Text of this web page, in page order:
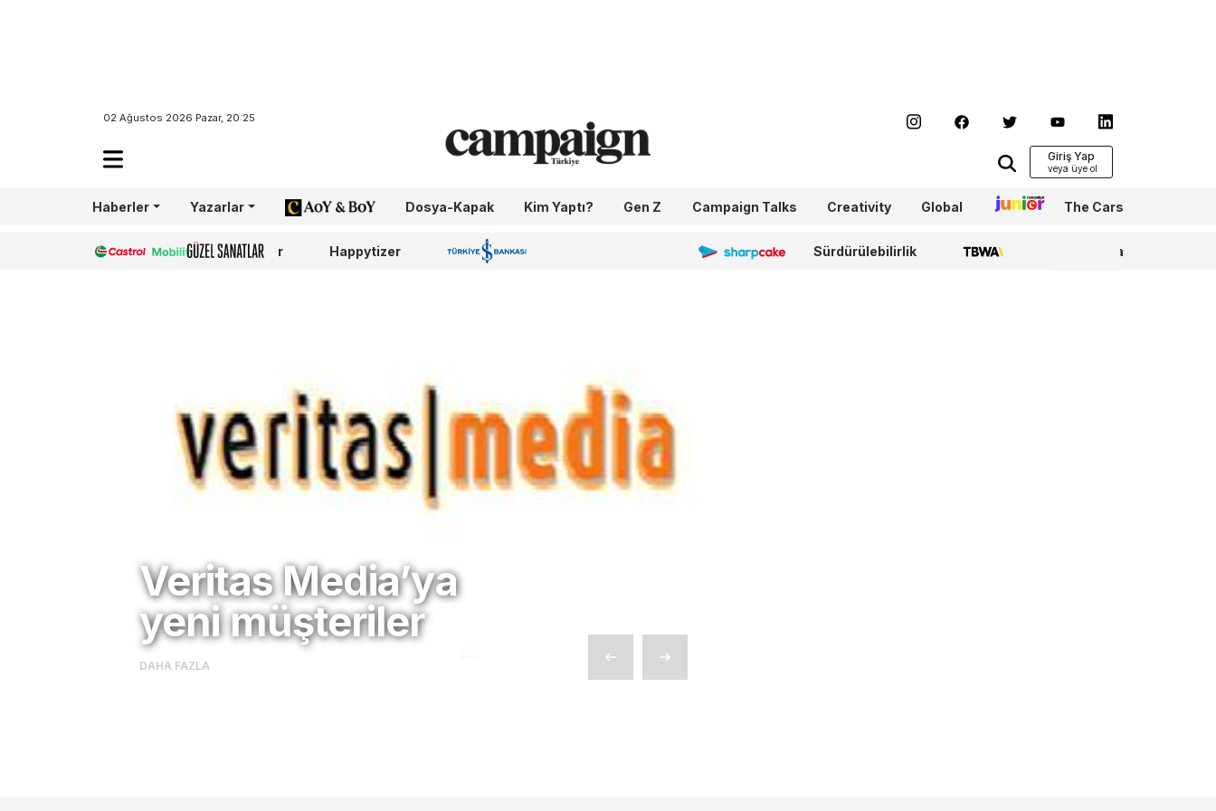
02 Ağustos 2026 Pazar, 20:25
Giriş Yap
Haberler Yazarlar AoY/BoY Dosya-Kapak Kim Yaptı? Gen Z Campaign Talks Creativity Global Junior The Cars
Castrol Güzel Sanatlar Happytizer İş Bankası 100.Yıl Sharpcake Sürdürülebilirlik TBWA WPP Media
Veritas Media’ya
yeni müşteriler
DAHA FAZLA